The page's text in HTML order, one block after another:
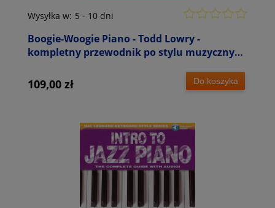
Boogie-Woogie Piano - Todd Lowry -
kompletny przewodnik po stylu muzycznym
Wysyłka w: 5 - 10 dni
109,00 zł Do koszyka